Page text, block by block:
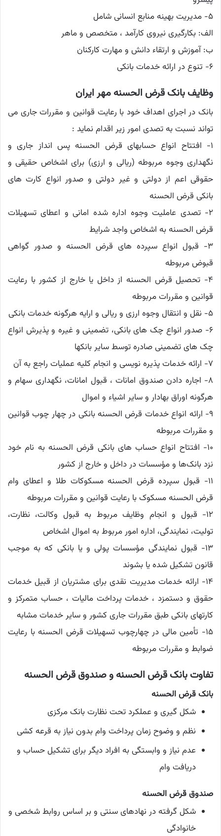
۵- مدیریت بهینه منابع انسانی شامل
الف: بکارگیری نیروی کارآمد ، متخصص و ماهر
ب: آموزش و ارتقاء دانش و مهارت کارکنان
۶- تنوع در ارائه خدمات بانکی
وظایف بانک قرض الحسنه مهر ایران
بانک در اجرای اهداف خود با رعایت قوانین و مقررات جاری می
تواند نسبت به تصدی امور زیر اقدام نماید :
۱- افتتاح انواع حسابهای قرض الحسنه پس انداز جاری و
نگهداری وجوه مربوطه (ریالی و ارزی) برای اشخاص حقیقی و
حقوقی اعم از دولتی و غیر دولتی و ‌صدور انواع کارت های
بانکی قرض الحسنه
۲- تصدی عاملیت وجوه اداره شده امانی و اعطای تسهیلات
قرض الحسنه به اشخاص واجد شرایط
۳- قبول انواع سپرده های قرض الحسنه و صدور گواهی
قبوض مربوطه
۴- تحصیل قرض الحسنه از داخل یا خارج از کشور با رعایت
قوانین و مقررات مربوطه
۵- نقل و انتقال وجوه ارزی و ریالی و ارایه هرگونه خدمات بانکی
۶- صدور انواع چک های بانکی، تضمینی و غیره و پذیرش انواع
چک های تضمینی صادره توسط سایر بانکها
۷- ارائه خدمات پذیره نویسی و انجام کلیه عملیات راجع به آن
۸- اجاره دادن صندوق امانات ،‌ قبول امانات، نگهداری سهام و
هرگونه اوراق بهادار و سایر اشیاء و اموال
۹- ارائه انواع خدمات قرض الحسنه بانکی در چهار چوب قوانین
و مقررات مربوطه
۱۰- افتتاح انواع حساب های بانکی قرض الحسنه به نام خود
نزد بانک‌ها و مؤسسات در داخل و خارج از کشور
۱۱- قبول سپرده قرض الحسنه مسکوکات طلا و اعطای وام
قرض الحسنه مسکوک با رعایت قوانین و مقررات مربوطه
۱۲- قبول و انجام وظایف مربوط به قبول وکالت، ‌نظارت،‌
تولیت،‌ نمایندگی، ‌اداره امور مربوط به اموال اشخاص
۱۳- قبول نمایندگی مؤسسات پولی و یا بانکی که به موجب
قانون تشکیل شده یا بشوند
۱۴- ارائه خدمات مدیریت نقدی برای مشتریان از قبیل خدمات
حقوق و دستمزد ، ‌خدمات پرداخت مالیات ،‌ ‌حساب متمرکز و
کارتهای بانکی طبق مقررات جاری کشور و سایر خدمات مشابه
۱۵- تأمین مالی در چهارچوب تسهیلات قرض الحسنه با رعایت
ضوابط و مقررات مربوطه
تفاوت بانک قرض الحسنه و صندوق قرض الحسنه
بانک قرض الحسنه
شکل گیری و عملکرد تحت نظارت بانک مرکزی
نظم و وضوح زمان پرداخت وام بدون نیاز به قرعه کشی
عدم نیاز و وابستگی به افراد دیگر برای تشکیل حساب و
دریافت وام
صندوق قرض الحسنه
شکل گرفته در نهادهای سنتی و بر اساس روابط شخصی و
خانوادگی